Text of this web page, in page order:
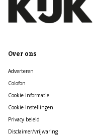
Over ons
Adverteren
Colofon
Cookie informatie
Cookie Instellingen
Privacy beleid
Disclaimer/vrijwaring